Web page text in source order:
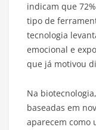
indicam que
tipo de
tecnologia
emocional e
que já motivou
Na
baseadas em
aparecem como